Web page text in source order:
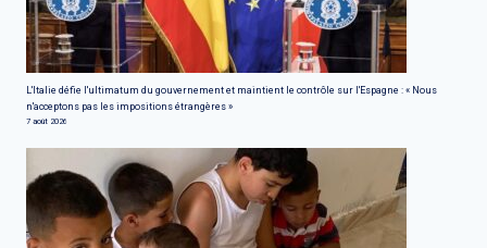
L'Italie défie l'ultimatum du gouvernement et maintient le contrôle sur l'Espagne : « Nous
n'acceptons pas les impositions étrangères »
7 août 2026